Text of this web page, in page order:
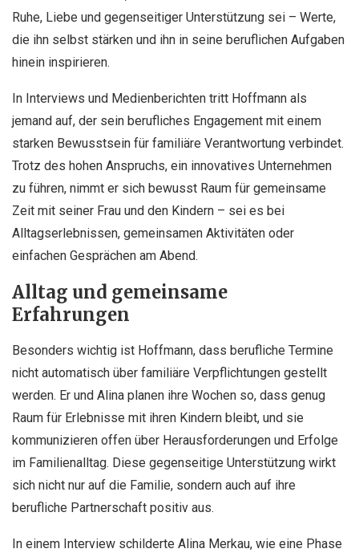
Ruhe, Liebe und gegenseitiger Unterstützung sei – Werte,
die ihn selbst stärken und ihn in seine beruflichen Aufgaben
hinein inspirieren.
In Interviews und Medienberichten tritt Hoffmann als
jemand auf, der sein berufliches Engagement mit einem
starken Bewusstsein für familiäre Verantwortung verbindet.
Trotz des hohen Anspruchs, ein innovatives Unternehmen
zu führen, nimmt er sich bewusst Raum für gemeinsame
Zeit mit seiner Frau und den Kindern – sei es bei
Alltagserlebnissen, gemeinsamen Aktivitäten oder
einfachen Gesprächen am Abend.
Alltag und gemeinsame
Erfahrungen
Besonders wichtig ist Hoffmann, dass berufliche Termine
nicht automatisch über familiäre Verpflichtungen gestellt
werden. Er und Alina planen ihre Wochen so, dass genug
Raum für Erlebnisse mit ihren Kindern bleibt, und sie
kommunizieren offen über Herausforderungen und Erfolge
im Familienalltag. Diese gegenseitige Unterstützung wirkt
sich nicht nur auf die Familie, sondern auch auf ihre
berufliche Partnerschaft positiv aus.
In einem Interview schilderte Alina Merkau, wie eine Phase